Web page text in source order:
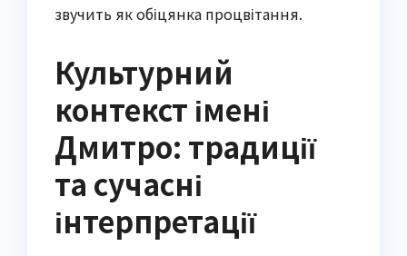
звучить як обіцянка процвітання.
Культурний
контекст імені
Дмитро: традиції
та сучасні
інтерпретації